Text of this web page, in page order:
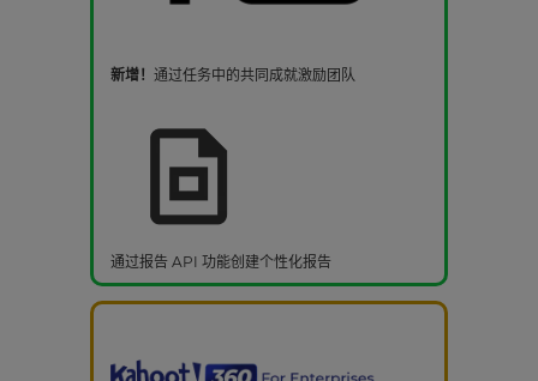
新增！ 通过任务中的共同成就激励团队
通过报告 API 功能创建个性化报告